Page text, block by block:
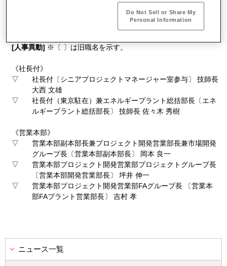
《シニアプロジェクトマネージャー室》
[人事異動] ※〔 〕は旧職名を示す。
《社長付》
▽
社長付〔シニアプロジェクトマネージャー室参与〕 技師長
大西 文雄
▽
社長付（東京駐在）兼エネルギープラント総括部長〔エネ
ルギープラント総括部長〕 技師長 佐々木 秀樹
《営業本部》
▽
営業本部副本部長兼プロジェクト開発営業部長兼市場開発
グループ長〔営業本部副本部長〕 岡本 良一
▽
営業本部プロジェクト開発営業部プロジェクトグループ長
〔営業本部開発営業部長〕 坪井 伸一
▽
営業本部プロジェクト開発営業部FAグループ長 〔営業本
部FAプラント営業部長〕 吉村 孝
ニュース一覧
Do Not Sell or Share My
Personal Information